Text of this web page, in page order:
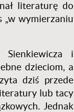
literaturę do
„w wymierzaniu
Sienkiewicza i
dzieciom, a
dziś przede
lub tacy
Jednak